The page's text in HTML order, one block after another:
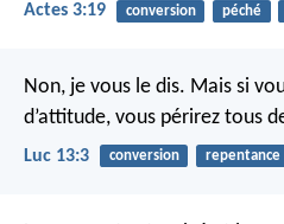
Actes 3:19 conversion péché
Non, je vous le dis. Mais si
d’attitude, vous périrez tous
Luc 13:3 conversion repentance